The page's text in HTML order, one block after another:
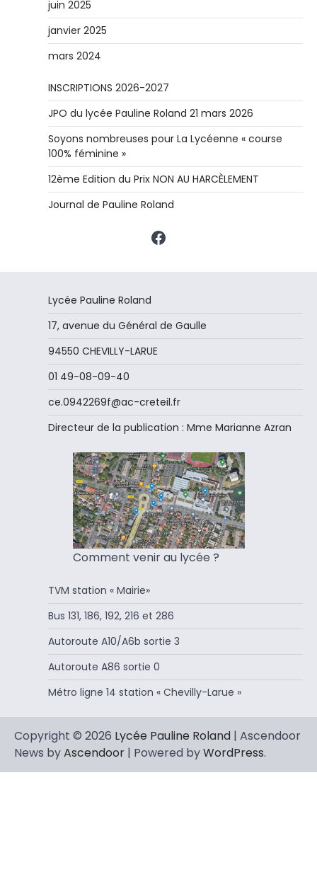
juin 2025
janvier 2025
mars 2024
INSCRIPTIONS 2026-2027
JPO du lycée Pauline Roland 21 mars 2026
Soyons nombreuses pour La Lycéenne « course
100% féminine »
12ème Edition du Prix NON AU HARCÈLEMENT
Journal de Pauline Roland
Facebook
Lycée Pauline Roland
17, avenue du Général de Gaulle
94550 CHEVILLY-LARUE
01 49-08-09-40
ce.0942269f@ac-creteil.fr
Directeur de la publication : Mme Marianne Azran
Comment venir au lycée ?
TVM station « Mairie»
Bus 131, 186, 192, 216 et 286
Autoroute A10/A6b sortie 3
Autoroute A86 sortie 0
Métro ligne 14 station « Chevilly-Larue »
Copyright © 2026 Lycée Pauline Roland | Ascendoor
News byAscendoor | Powered byWordPress.